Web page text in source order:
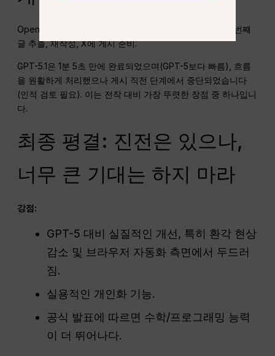
OpenAI의 Atlas 브라우저에서 테스트됨: 블로그 방문, 첫 번째
글 추출, 재작성, X에 게시 준비.
GPT-5.1은 1분 5초 만에 완료되었으며(GPT-5보다 빠름), 흐름
을 원활하게 처리했으나 게시 직전 단계에서 중단되었습니다
(인적 검토 필요). 이는 전작 대비 가장 뚜렷한 장점 중 하나입니
다.
최종 평결: 진전은 있으나,
너무 큰 기대는 하지 마라
강점:
GPT-5 대비 실질적인 개선, 특히 환각 현상
감소 및 브라우저 자동화 측면에서 두드러
짐.
실용적인 개인화 기능.
공식 발표에 따르면 수학/프로그래밍 능력
이 더 뛰어나다.